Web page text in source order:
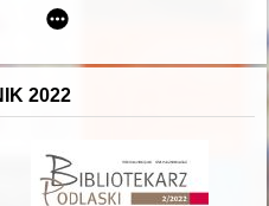
dawnych elblążan", Elbląg 16
2022